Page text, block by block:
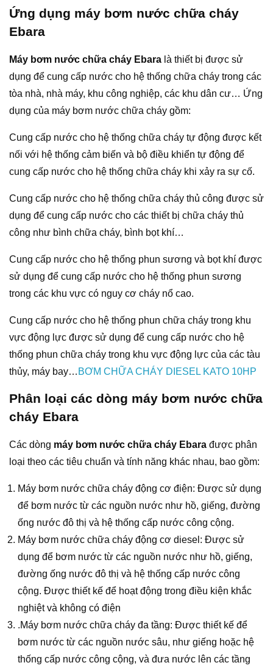
Ứng dụng máy bơm nước chữa cháy
Ebara
Máy bơm nước chữa cháy Ebara là thiết bị được sử
dụng để cung cấp nước cho hệ thống chữa cháy trong các
tòa nhà, nhà máy, khu công nghiệp, các khu dân cư… Ứng
dụng của máy bơm nước chữa cháy gồm:
Cung cấp nước cho hệ thống chữa cháy tự động được kết
nối với hệ thống cảm biến và bộ điều khiển tự động để
cung cấp nước cho hệ thống chữa cháy khi xảy ra sự cố.
Cung cấp nước cho hệ thống chữa cháy thủ công được sử
dụng để cung cấp nước cho các thiết bị chữa cháy thủ
công như bình chữa cháy, bình bọt khí…
Cung cấp nước cho hệ thống phun sương và bọt khí được
sử dụng để cung cấp nước cho hệ thống phun sương
trong các khu vực có nguy cơ cháy nổ cao.
Cung cấp nước cho hệ thống phun chữa cháy trong khu
vực động lực được sử dụng để cung cấp nước cho hệ
thống phun chữa cháy trong khu vực động lực của các tàu
thủy, máy bay… BƠM CHỮA CHÁY DIESEL KATO 10HP
Phân loại các dòng máy bơm nước chữa
cháy Ebara
Các dòng máy bơm nước chữa cháy Ebara được phân
loại theo các tiêu chuẩn và tính năng khác nhau, bao gồm:
Máy bơm nước chữa cháy động cơ điện: Được sử dụng
để bơm nước từ các nguồn nước như hồ, giếng, đường
ống nước đô thị và hệ thống cấp nước công cộng.
Máy bơm nước chữa cháy động cơ diesel: Được sử
dụng để bơm nước từ các nguồn nước như hồ, giếng,
đường ống nước đô thị và hệ thống cấp nước công
cộng. Được thiết kế để hoạt động trong điều kiện khắc
nghiệt và không có điện
.Máy bơm nước chữa cháy đa tầng: Được thiết kế để
bơm nước từ các nguồn nước sâu, như giếng hoặc hệ
thống cấp nước công cộng, và đưa nước lên các tầng